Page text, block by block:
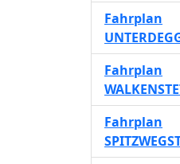
Fahrplan
Fahrplan
Fahrplan